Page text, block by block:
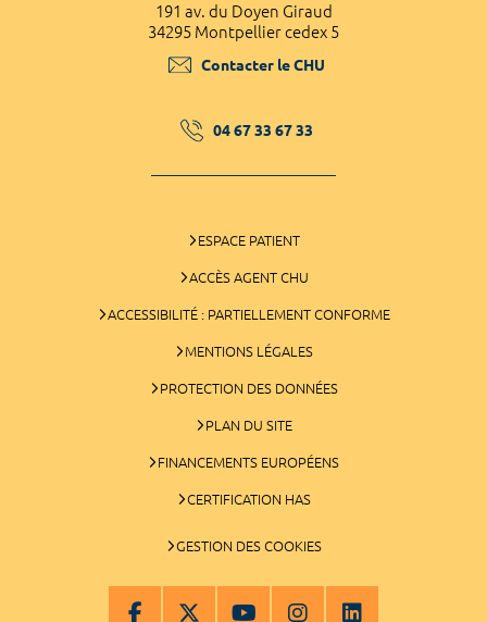
191 av. du Doyen Giraud
34295 Montpellier cedex 5
Contacter le CHU
04 67 33 67 33
ESPACE PATIENT
ACCÈS AGENT CHU
ACCESSIBILITÉ : PARTIELLEMENT CONFORME
MENTIONS LÉGALES
PROTECTION DES DONNÉES
PLAN DU SITE
FINANCEMENTS EUROPÉENS
CERTIFICATION HAS
GESTION DES COOKIES